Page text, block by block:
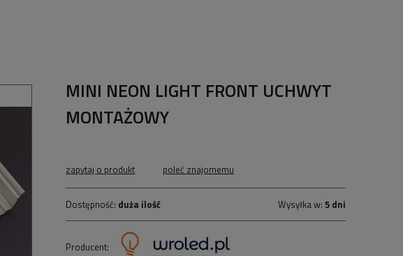
MINI NEON LIGHT FRONT UCHWYT
MONTAŻOWY
zapytaj o produkt poleć znajomemu
Dostępność: duża ilość Wysyłka w: 5 dni
Producent: